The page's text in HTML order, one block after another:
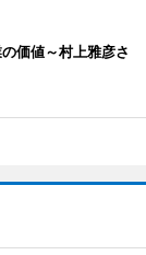
価値～村上雅彦さ